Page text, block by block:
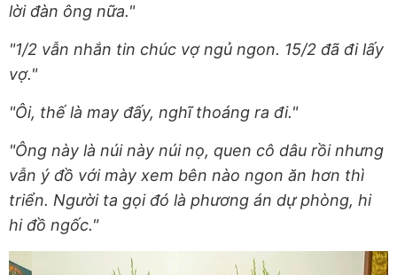
lời đàn ông nữa."
"1/2 vẫn nhắn tin chúc vợ ngủ ngon. 15/2 đã đi lấy
vợ."
"Ôi, thế là may đấy, nghĩ thoáng ra đi."
"Ông này là núi này núi nọ, quen cô dâu rồi nhưng
vẫn ý đồ với mày xem bên nào ngon ăn hơn thì
triển. Người ta gọi đó là phương án dự phòng, hi
hi đồ ngốc."